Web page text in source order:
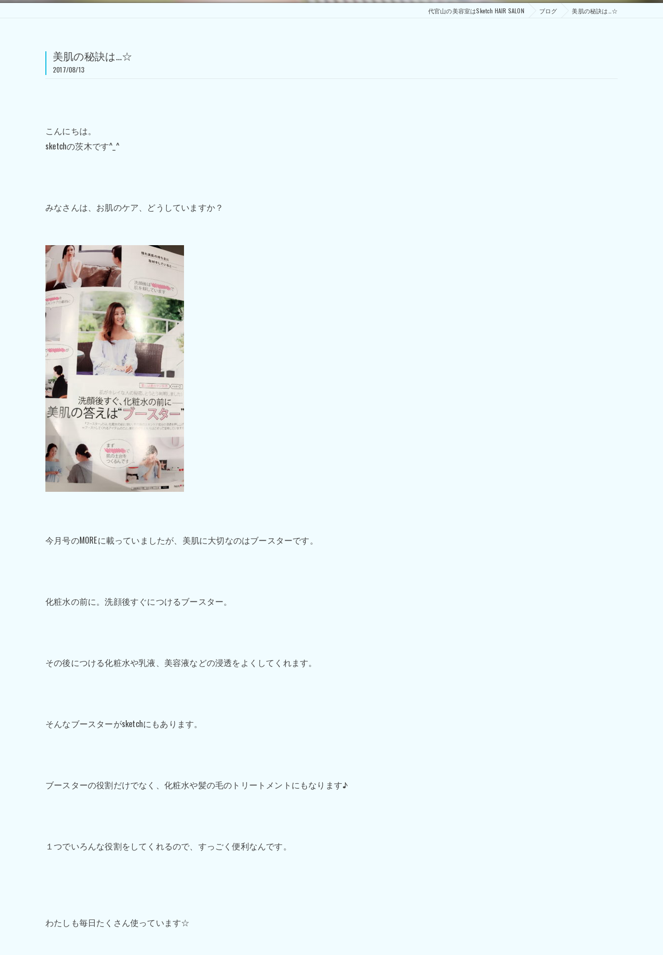
代官山の美容室はSketch HAIR SALON ブログ 美肌の秘訣は…☆
美肌の秘訣は…☆
2017/08/13
こんにちは。
sketchの茨木です^_^
みなさんは、お肌のケア、どうしていますか？
今月号のMOREに載っていましたが、美肌に大切なのはブースターです。
化粧水の前に。洗顔後すぐにつけるブースター。
その後につける化粧水や乳液、美容液などの浸透をよくしてくれます。
そんなブースターがsketchにもあります。
ブースターの役割だけでなく、化粧水や髪の毛のトリートメントにもなります♪
１つでいろんな役割をしてくれるので、すっごく便利なんです。
わたしも毎日たくさん使っています☆